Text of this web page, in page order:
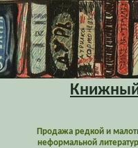
Книжный
Продажа редкой и
неформальной